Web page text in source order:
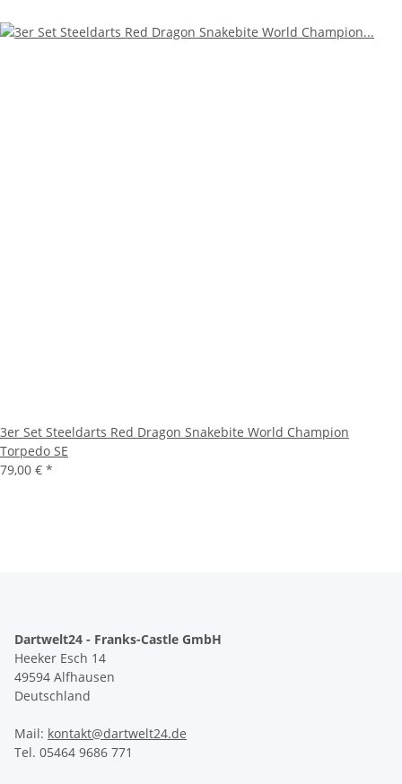
3er Set Steeldarts Red Dragon Snakebite World Champion
Torpedo SE
79,00 € *
Dartwelt24 - Franks-Castle GmbH
Heeker Esch 14
49594 Alfhausen
Deutschland
Mail: kontakt@dartwelt24.de
Tel. 05464 9686 771